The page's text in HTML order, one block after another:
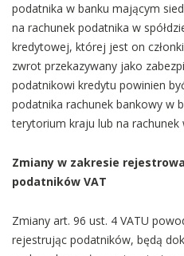
podatnika w banku mającym
na rachunek podatnika w
kredytowej, której jest on
zwrot przekazywany jako
podatnikowi kredytu powinien
podatnika rachunek bankowy w
terytorium kraju lub na rachunek
Zmiany w zakresie
podatników VAT
Zmiany art. 96 ust. 4 VATU
rejestrując podatników, będą